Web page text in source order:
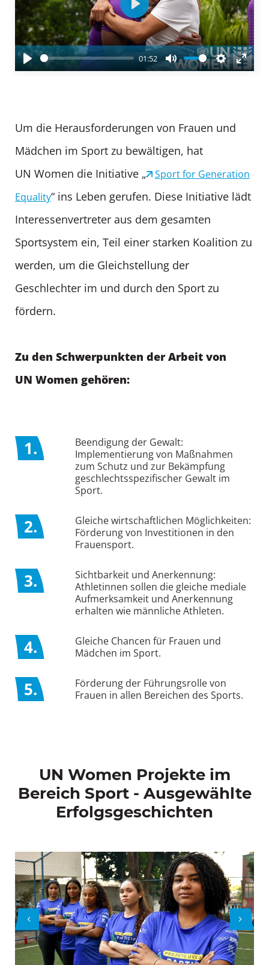
Play
01:52
Mute Settings
Enter
Play
Um die Herausforderungen von Frauen und
Mädchen im Sport zu bewältigen, hat
UN Women die Initiative „
Sport for Generation
Equality“ ins Leben gerufen. Diese Initiative lädt
Interessenvertreter aus dem gesamten
Sportsystem ein, Teil einer starken Koalition zu
werden, um die Gleichstellung der
Geschlechter im und durch den Sport zu
fördern.
Zu den Schwerpunkten der Arbeit von
UN Women gehören:
1.
Beendigung der Gewalt:
Implementierung von Maßnahmen
zum Schutz und zur Bekämpfung
geschlechtsspezifischer Gewalt im
Sport.
2.
Gleiche wirtschaftlichen Möglichkeiten:
Förderung von Investitionen in den
Frauensport.
3.
Sichtbarkeit und Anerkennung:
Athletinnen sollen die gleiche mediale
Aufmerksamkeit und Anerkennung
erhalten wie männliche Athleten.
4.
Gleiche Chancen für Frauen und
Mädchen im Sport.
5.
Förderung der Führungsrolle von
Frauen in allen Bereichen des Sports.
UN Women Projekte im
Bereich Sport - Ausgewählte
Erfolgsgeschichten